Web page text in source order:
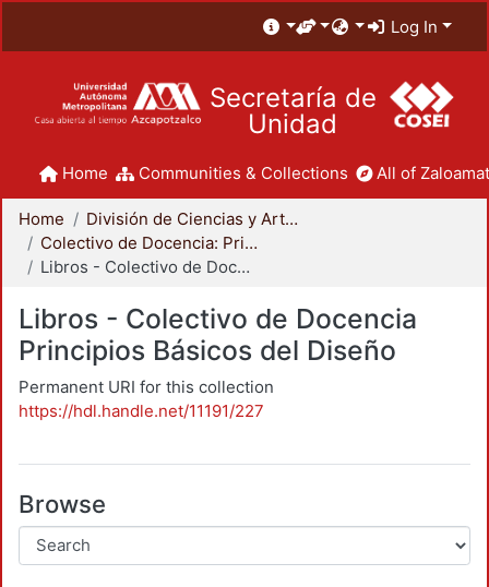
Log In
Secretaría de
Unidad
Home Communities & Collections All of
Home
División de Ciencias y Artes para el Diseño
Colectivo de Docencia: Principios Básicos del Diseño
Libros - Colectivo de Docencia Principios Básicos del Diseño
Libros - Colectivo de Docencia
Principios Básicos del Diseño
Permanent URI for this collection
https://hdl.handle.net/11191/227
Browse